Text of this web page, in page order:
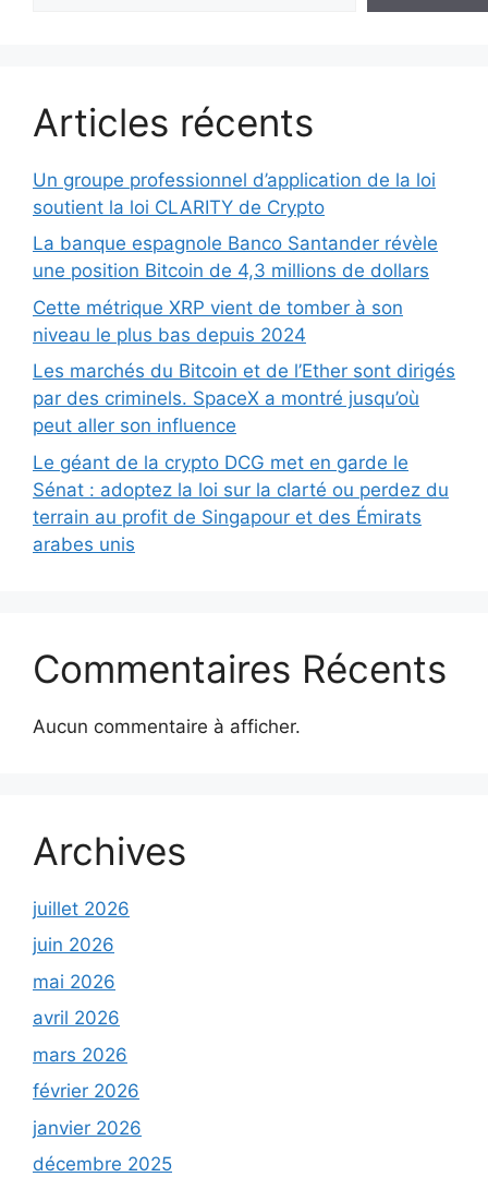
Articles récents
Un groupe professionnel d’application de la loi
soutient la loi CLARITY de Crypto
La banque espagnole Banco Santander révèle
une position Bitcoin de 4,3 millions de dollars
Cette métrique XRP vient de tomber à son
niveau le plus bas depuis 2024
Les marchés du Bitcoin et de l’Ether sont dirigés
par des criminels. SpaceX a montré jusqu’où
peut aller son influence
Le géant de la crypto DCG met en garde le
Sénat : adoptez la loi sur la clarté ou perdez du
terrain au profit de Singapour et des Émirats
arabes unis
Commentaires Récents
Aucun commentaire à afficher.
Archives
juillet 2026
juin 2026
mai 2026
avril 2026
mars 2026
février 2026
janvier 2026
décembre 2025